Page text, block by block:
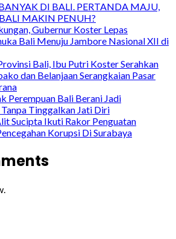
DI BALI. PERTANDA MAJU,
MAKIN PENUH?
Gubernur Koster Lepas
Bali Menuju Jambore Nasional XII di
Bali, Ibu Putri Koster Serahkan
dan Belanjaan Serangkaian Pasar
Perempuan Bali Berani Jadi
Tinggalkan Jati Diri
Sucipta Ikuti Rakor Penguatan
Korupsi Di Surabaya